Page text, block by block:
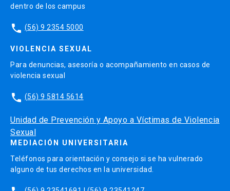
dentro de los campus
phone (56) 9 2354 5000
VIOLENCIA SEXUAL
Para denuncias, asesoría o acompañamiento en casos de
violencia sexual
phone (56) 9 5814 5614
Unidad de Prevención y Apoyo a Víctimas de Violencia
Sexual
MEDIACIÓN UNIVERSITARIA
Teléfonos para orientación y consejo si se ha vulnerado
alguno de tus derechos en la universidad.